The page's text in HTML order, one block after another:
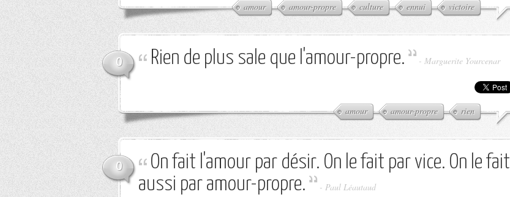
amour amour-propre culture ennui victoire
0 Rien de plus sale que l'amour-propre. - Marguerite Yourcenar
amour amour-propre rien
0
On fait l'amour par désir. On le fait par vice. On le fait
aussi par amour-propre.
- Paul Léautaud